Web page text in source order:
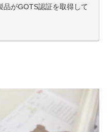
がGOTS認証を取得して